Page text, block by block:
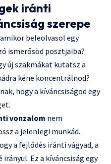
iránti
szerepe
beleolvasol egy
ismerősöd posztjaiba?
új szakmákat kutatsz a
kéne koncentrálnod?
hogy a kíváncsiságod egy
vonzalom nem
a jelenlegi munkád.
a fejlődés iránti vágyad, a
Ez a kíváncsiság egy